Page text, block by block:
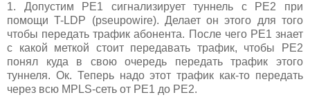
1. Допустим PE1 сигнализирует туннель с PE2 при
помощи T-LDP (pseupowire). Делает он этого для того
чтобы передать трафик абонента. После чего PE1 знает
с какой меткой стоит передавать трафик, чтобы PE2
понял куда в свою очередь передать трафик этого
туннеля. Ок. Теперь надо этот трафик как-то передать
через всю MPLS-сеть от PE1 до PE2.